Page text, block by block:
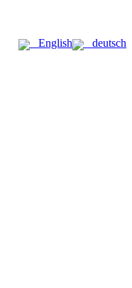
English
deutsch